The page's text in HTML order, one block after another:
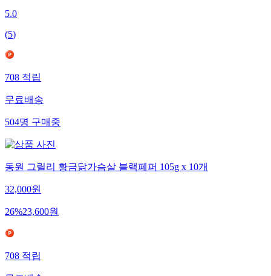
5.0
(5)
708적립
무료배송
504명구매중
동원 그릴리 황금닭가슴살 블랙페퍼 105g x 10개
32,000원
26%23,600원
708적립